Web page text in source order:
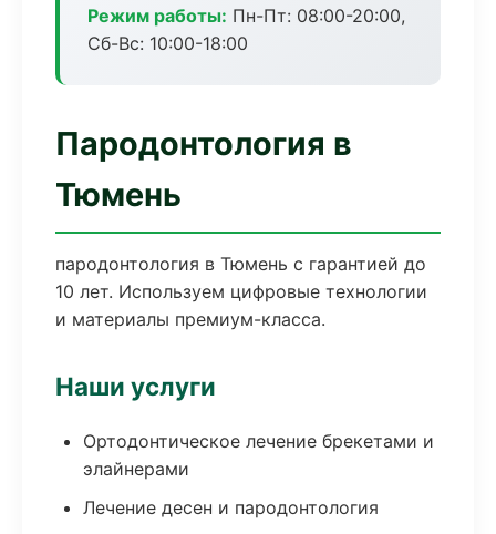
Режим работы: Пн-Пт: 08:00-20:00,
Сб-Вс: 10:00-18:00
Пародонтология в
Тюмень
пародонтология в Тюмень с гарантией до
10 лет. Используем цифровые технологии
и материалы премиум-класса.
Наши услуги
Ортодонтическое лечение брекетами и
элайнерами
Лечение десен и пародонтология